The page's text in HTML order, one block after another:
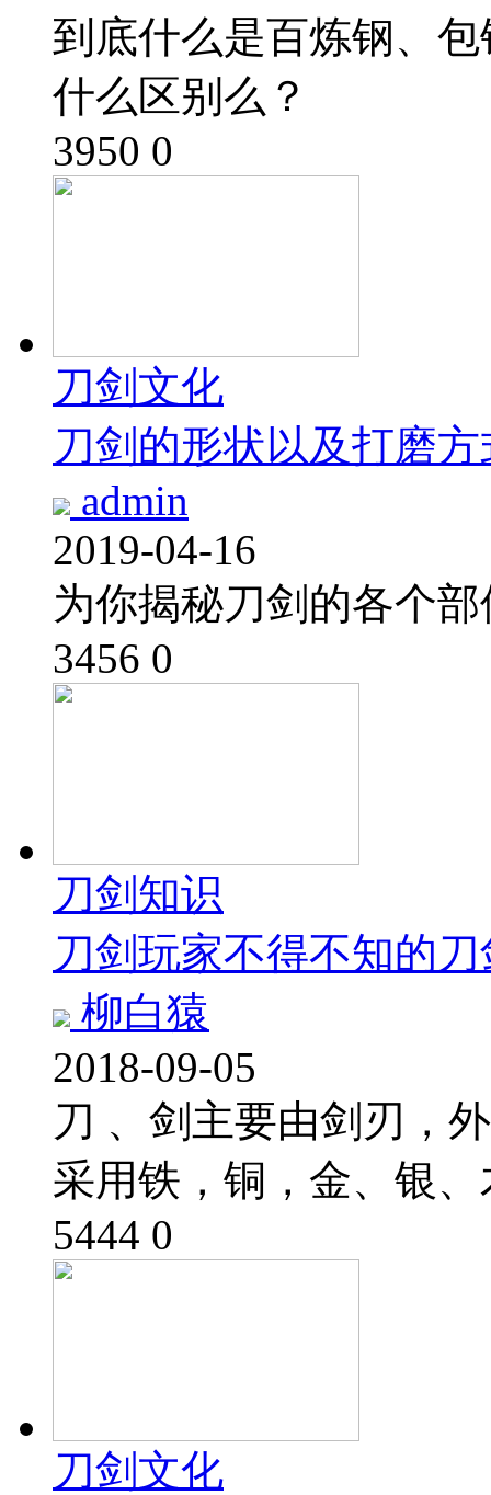
到底什么是百炼钢、
什么区别么？
3950 0
刀剑文化
刀剑的形状以及打磨
admin
2019-04-16
为你揭秘刀剑的各个部
3456 0
刀剑知识
刀剑玩家不得不知的
柳白猿
2018-09-05
刀 、剑主要由剑刃，
采用铁，铜，金、银
5444 0
刀剑文化